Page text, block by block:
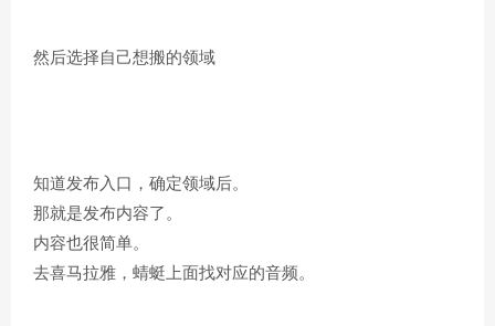
然后选择自己想搬的领域
知道发布入口，确定领域后。
那就是发布内容了。
内容也很简单。
去喜马拉雅，蜻蜓上面找对应的音频。